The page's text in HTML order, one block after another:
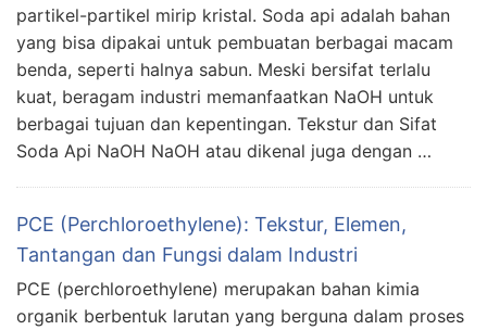
partikel-partikel mirip kristal. Soda api adalah bahan
yang bisa dipakai untuk pembuatan berbagai macam
benda, seperti halnya sabun. Meski bersifat terlalu
kuat, beragam industri memanfaatkan NaOH untuk
berbagai tujuan dan kepentingan. Tekstur dan Sifat
Soda Api NaOH NaOH atau dikenal juga dengan …
PCE (Perchloroethylene): Tekstur, Elemen,
Tantangan dan Fungsi dalam Industri
PCE (perchloroethylene) merupakan bahan kimia
organik berbentuk larutan yang berguna dalam proses